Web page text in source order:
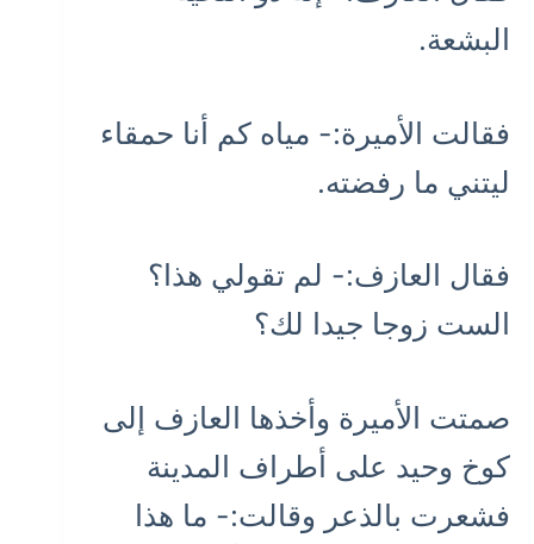
البشعة.
فقالت الأميرة:- مياه كم أنا حمقاء
ليتني ما رفضته.
فقال العازف:- لم تقولي هذا؟
الست زوجا جيدا لك؟
صمتت الأميرة وأخذها العازف إلى
كوخ وحيد على أطراف المدينة
فشعرت بالذعر وقالت:- ما هذا